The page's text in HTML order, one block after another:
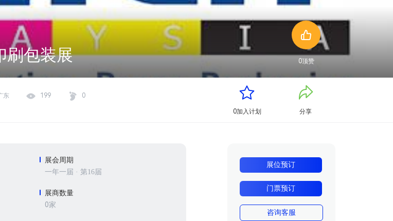
刷包装展 0顶赞
东 199 0
0加入计划 分享
展会周期
一年一届 · 第16届
展商数量
0家
展位预订
门票预订
咨询客服